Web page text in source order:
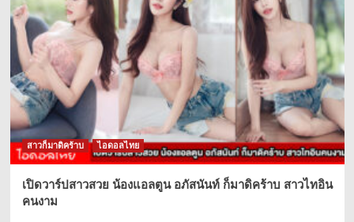
สาวก็มาดิคร้าบ ไอดอลไทย
เปิดวาร์ปสาวสวย น้องแอลตูน อภัสนันท์ ก็มาดิคร้าบ สาวไทอิน
คนงาม